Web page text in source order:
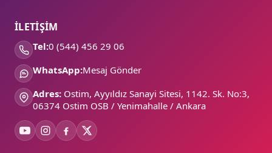
İLETİŞİM
Tel:0 (544) 456 29 06
WhatsApp:Mesaj Gönder
Adres: Ostim, Ayyıldız Sanayi Sitesi, 1142. Sk. No:3,
06374 Ostim OSB / Yenimahalle / Ankara